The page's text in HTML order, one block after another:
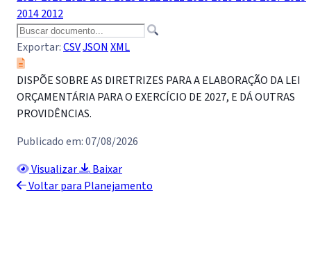
20142012
Exportar:CSVJSON XML
DISPÕE SOBRE AS DIRETRIZES PARA A ELABORAÇÃO DA LEI
ORÇAMENTÁRIA PARA O EXERCÍCIO DE 2027, E DÁ OUTRAS
PROVIDÊNCIAS.
Publicado em: 07/08/2026
Visualizar
Baixar
Voltar para Planejamento